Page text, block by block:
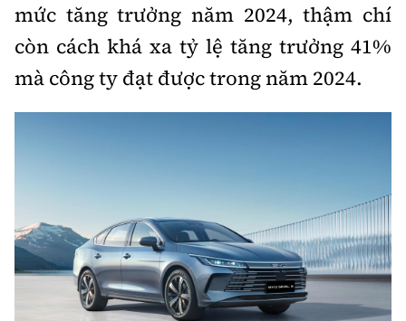
Cơ quan chủ quản: Bộ Xây dựng
Tổng biên tập:
Nguyễn Thị Hồng Nga
Trưởng ban Ô tô - Xe máy:Nguyễn Tiến Mạnh
Tòa soạn: Số 2 Nguyễn Công Hoan, phường Giảng Võ,
Hà Nội.
Hotline: 0967 376 459;
Liên hệ quảng cáo phát hành: 0915.057.282
bandoc@baoxaydung.vn
mức tăng trưởng năm 2024, thậm chí
còn cách khá xa tỷ lệ tăng trưởng 41%
mà công ty đạt được trong năm 2024.